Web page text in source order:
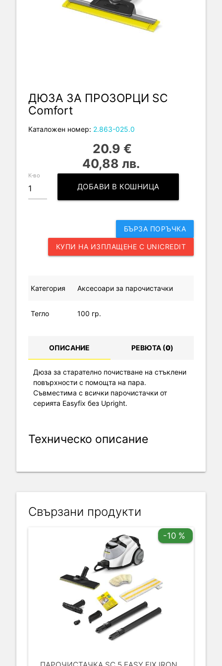
ДЮЗА ЗА ПРОЗОРЦИ SC
Comfort
Каталожен номер: 2.863-025.0
20.9 €
40,88 лв.
К-во
ДОБАВИ В КОШНИЦА
БЪРЗА ПОРЪЧКА
КУПИ НА ИЗПЛАЩЕНЕ С UNICREDIT
Категория Аксесоари за парочистачки
Тегло 100 гр.
ОПИСАНИЕ РЕВЮТА (0)
Дюза за старателно почистване на стъклени
повърхности с помощта на пара.
Съвместима с всички парочистачки от
серията Easyfix без Upright.
Техническо описание
Свързани продукти
-10 %